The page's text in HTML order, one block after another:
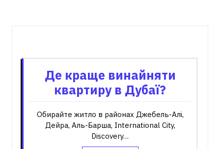
Де краще винайняти
квартиру в Дубаї?
Обирайте житло в районах Джебель-Алі,
Дейра, Аль-Барша, International City,
Discovery…